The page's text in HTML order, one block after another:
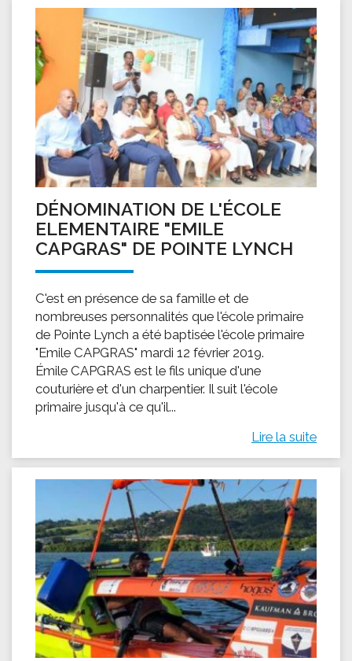
DÉNOMINATION DE L'ÉCOLE
ELEMENTAIRE "EMILE
CAPGRAS" DE POINTE LYNCH
C'est en présence de sa famille et de
nombreuses personnalités que l'école primaire
de Pointe Lynch a été baptisée l'école primaire
"Emile CAPGRAS" mardi 12 février 2019.
Émile CAPGRAS est le fils unique d'une
couturière et d'un charpentier. Il suit l'école
primaire jusqu'à ce qu'il...
Lire la suite